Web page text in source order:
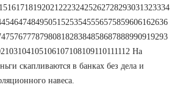
На
скапливаются в банках без дела и
навеса.